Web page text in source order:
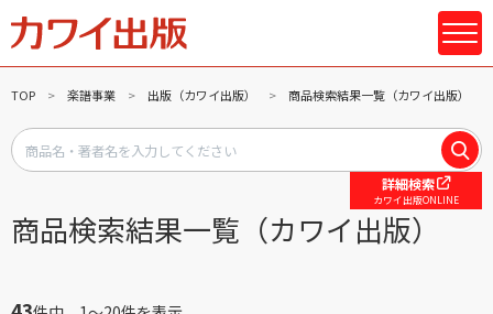
TOP 楽譜事業 出版（カワイ出版） 商品検索結果一覧（カワイ出版）
商品検索結果一覧（カワイ出版）
詳細検索
カワイ出版ONLINE